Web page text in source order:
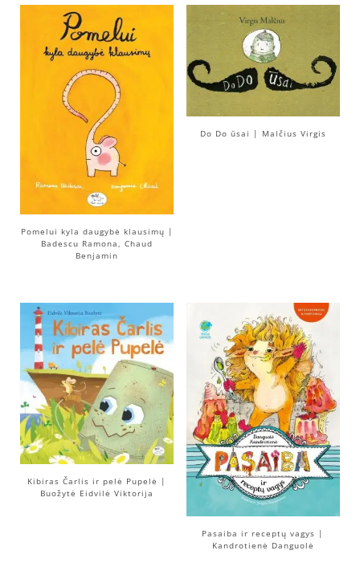
Pomelui kyla daugybė klausimų |
Badescu Ramona, Chaud
Benjamin
Do Do ūsai | Malčius Virgis
Kibiras Čarlis ir pelė Pupelė |
Buožytė Eidvilė Viktorija
Pasaiba ir receptų vagys |
Kandrotienė Danguolė